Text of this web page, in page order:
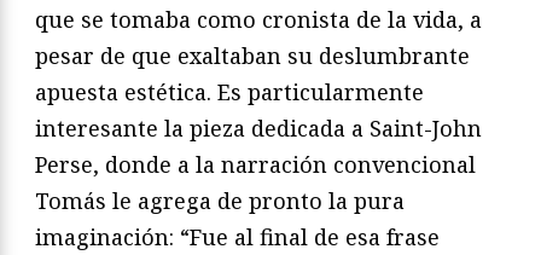
que se tomaba como cronista de la vida, a
pesar de que exaltaban su deslumbrante
apuesta estética. Es particularmente
interesante la pieza dedicada a Saint-John
Perse, donde a la narración convencional
Tomás le agrega de pronto la pura
imaginación: “Fue al final de esa frase